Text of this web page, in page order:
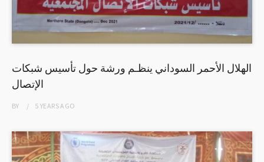
الهلال الأحمر السوداني ينظـم ورشة حول تأسيس شبكات
الإتصال
BY 5 YEARSAGO